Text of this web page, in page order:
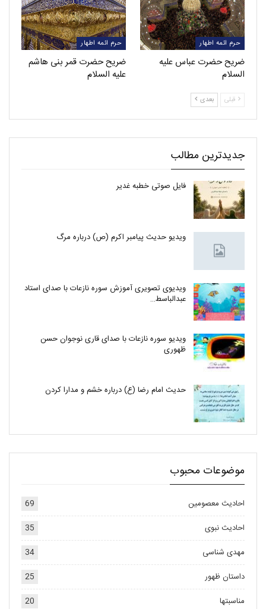
حرم ائمه اطهار
ضریح حضرت عباس علیه
السلام
حرم ائمه اطهار
ضریح حضرت قمر بنی هاشم
علیه السلام
قبلی بعدی
جدیدترین مطالب
فایل صوتی خطبه غدیر
ویدیو حدیث پیامبر اکرم (ص) درباره مرگ
ویدیوی تصویری آموزش سوره نازعات با صدای استاد
عبدالباسط…
ویدیو سوره نازعات با صدای قاری نوجوان حسن
ظهوری
حدیث امام رضا (ع) درباره خشم و مدارا کردن
موضوعات محبوب
احادیث معصومین
69
احادیث نبوی
35
مهدی شناسی
34
داستان ظهور
25
مناسبتها
20